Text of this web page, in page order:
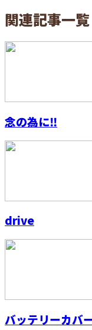
関連記事一覧
念の為に‼️
drive
バッテリーカバ